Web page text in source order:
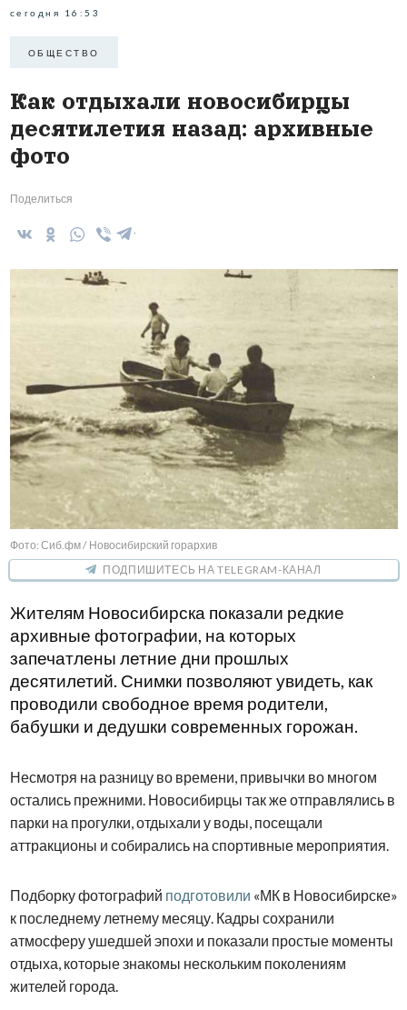
сегодня 16:53
ОБЩЕСТВО
Как отдыхали новосибирцы
десятилетия назад: архивные
фото
Поделиться
Фото: Сиб.фм / Новосибирский горархив
ПОДПИШИТЕСЬ НА TELEGRAM-КАНАЛ
Жителям Новосибирска показали редкие
архивные фотографии, на которых
запечатлены летние дни прошлых
десятилетий. Снимки позволяют увидеть, как
проводили свободное время родители,
бабушки и дедушки современных горожан.
Несмотря на разницу во времени, привычки во многом
остались прежними. Новосибирцы так же отправлялись в
парки на прогулки, отдыхали у воды, посещали
аттракционы и собирались на спортивные мероприятия.
Подборку фотографий подготовили «МК в Новосибирске»
к последнему летнему месяцу. Кадры сохранили
атмосферу ушедшей эпохи и показали простые моменты
отдыха, которые знакомы нескольким поколениям
жителей города.